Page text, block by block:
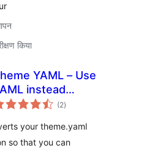
किया
YAML – Use
instead
for your
and styles
(2कुल
दर)
your theme.yaml
so that you can